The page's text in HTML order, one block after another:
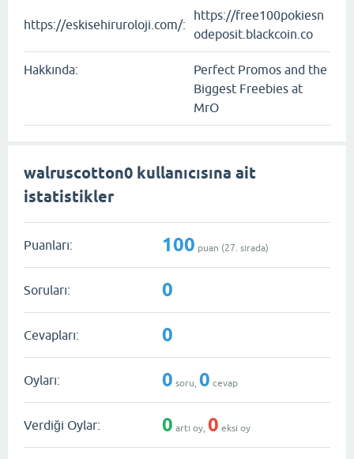
https://eskisehiruroloji.com/:
https://free100pokiesn
odeposit.blackcoin.co
Hakkında:
Perfect Promos and the
Biggest Freebies at
MrO
walruscotton0 kullanıcısına ait
istatistikler
Puanları: 100 puan (27 . sırada)
Soruları: 0
Cevapları: 0
Oyları: 0 soru, 0 cevap
Verdiği Oylar: 0 artı oy, 0 eksi oy